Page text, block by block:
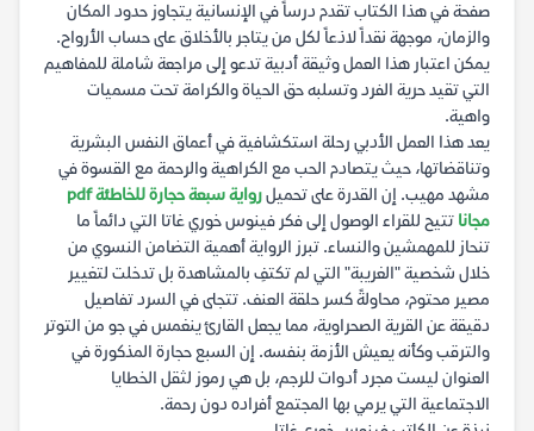
صفحة في هذا الكتاب تقدم درساً في الإنسانية يتجاوز حدود المكان
والزمان، موجهة نقداً لاذعاً لكل من يتاجر بالأخلاق على حساب الأرواح.
يمكن اعتبار هذا العمل وثيقة أدبية تدعو إلى مراجعة شاملة للمفاهيم
التي تقيد حرية الفرد وتسلبه حق الحياة والكرامة تحت مسميات
واهية.
يعد هذا العمل الأدبي رحلة استكشافية في أعماق النفس البشرية
وتناقضاتها، حيث يتصادم الحب مع الكراهية والرحمة مع القسوة في
مشهد مهيب. إن القدرة على تحميل
رواية سبعة حجارة للخاطئة pdf
مجانا تتيح للقراء الوصول إلى فكر فينوس خوري غاتا التي دائماً ما
تنحاز للمهمشين والنساء. تبرز الرواية أهمية التضامن النسوي من
خلال شخصية "الغريبة" التي لم تكتفِ بالمشاهدة بل تدخلت لتغيير
مصير محتوم، محاولةً كسر حلقة العنف. تتجلى في السرد تفاصيل
دقيقة عن القرية الصحراوية، مما يجعل القارئ ينغمس في جو من التوتر
والترقب وكأنه يعيش الأزمة بنفسه. إن السبع حجارة المذكورة في
العنوان ليست مجرد أدوات للرجم، بل هي رموز لثقل الخطايا
الاجتماعية التي يرمي بها المجتمع أفراده دون رحمة.